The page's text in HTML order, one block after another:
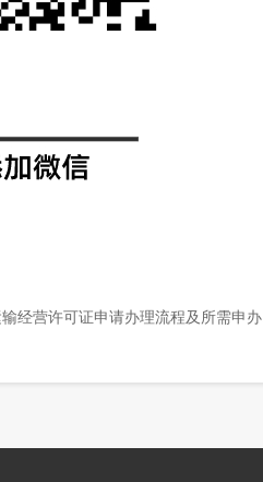
经营许可证申请办理流程及所需申办材料